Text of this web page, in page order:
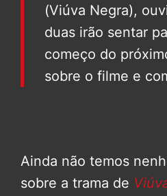
(Viúva Negra),
duas irão sentar
começo do
sobre o filme e
Ainda não temos
sobre a trama de